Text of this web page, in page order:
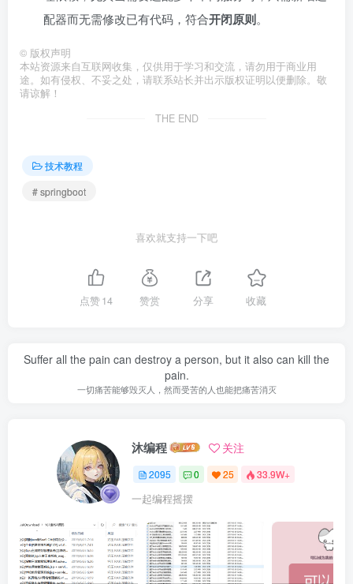
配器而无需修改已有代码，符合开闭原则。
© 版权声明
本站资源来自互联网收集，仅供用于学习和交流，请勿用于商业用
途。如有侵权、不妥之处，请联系站长并出示版权证明以便删除。敬
请谅解！
THE END
技术教程
# springboot
喜欢就支持一下吧
点赞14 赞赏 分享 收藏
Suffer all the pain can destroy a person, but it also can kill the
pain.
一切痛苦能够毁灭人，然而受苦的人也能把痛苦消灭
沐编程 关注
2095 0 25 33.9W+
一起编程摇摆